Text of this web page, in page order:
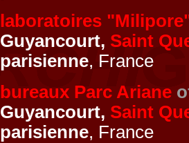
laboratoires
Guyancourt, Saint
parisienne, France
bureaux Parc Ariane
Guyancourt, Saint
parisienne, France